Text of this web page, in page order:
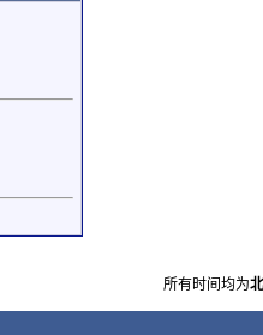
所有时间均为